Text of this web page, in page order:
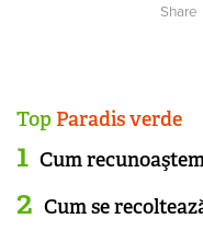
Share
Top Paradis verde
Cum
Cum se